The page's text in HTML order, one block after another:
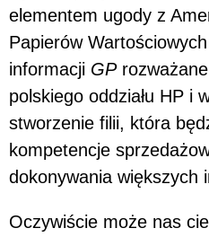
elementem ugody z
Papierów Wartościowych
informacji GP
polskiego oddziału HP i
stworzenie filii, która
kompetencje
dokonywania większych
Oczywiście może nas